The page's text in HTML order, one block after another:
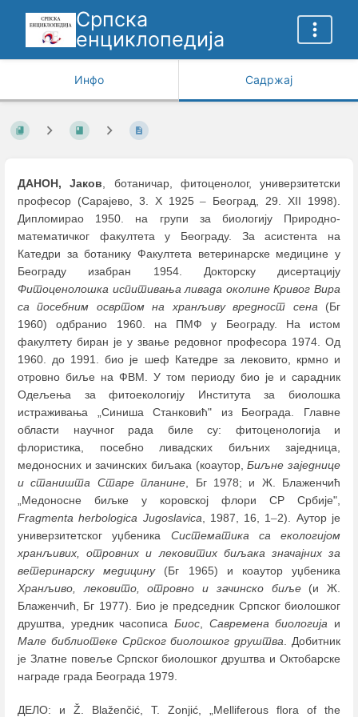
Српска
енциклопедија
Инфо Садржај
ДАНОН, Јаков, ботаничар, фитоценолог, универзитетски
професор (Сарајево, 3. X 1925– Београд, 29. XII 1998).
Дипломирао 1950. на групи за биологију Природно-
математичког факултета у Београду. За асистента на
Катедри за ботанику Факултета ветеринарске медицине у
Београду изабран 1954. Докторску дисертацију
Фитоценолошка испитивања ливада околине Кривог Вира
са посебним освртом на хранљиву вредност сена(Бг
1960) одбранио 1960. на ПМФ у Београду. На истом
факултету биран је у звање редовног професора 1974. Од
1960. до 1991. био је шеф Катедре за лековито, крмно и
отровно биље на ФВМ. У том периоду био је и сарадник
Одељења за фитоекологију Института за биолошка
истраживања „Синиша Станковић" из Београда. Главне
области научног рада биле су: фитоценологија и
флористика, посебно ливадских биљних заједница,
медоносних и зачинских биљака (коаутор,Биљне заједнице
и станишта Старе планине, Бг 1978; и Ж. Блаженчић
„Медоносне биљке у коровској флори СР Србије",
Fragmenta herbologica Jugoslavica, 1987, 16, 1–2). Аутор је
универзитетског уџбеника Систематика са екологијом
хранљивих, отровних и лековитих биљака значајних за
ветеринарску медицину(Бг 1965) и коаутор уџбеника
Хранљиво, лековито, отровно и зачинско биље(и Ж.
Блаженчић, Бг 1977). Био је председник Српског биолошког
друштва, уредник часописа Биос, Савремена биологија и
Мале библиотеке Српског биолошког друштва. Добитник
је Златне повеље Српског биолошког друштва и Октобарске
награде града Београда 1979.
ДЕЛО: и Ž. Blaženčić, Т. Zonjić, „Melliferous flora of the